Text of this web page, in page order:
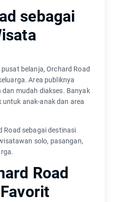
sebagai
belanja, Orchard Road
Area publiknya
mudah diakses. Banyak
anak-anak dan area
Road sebagai destinasi
solo, pasangan,
Road